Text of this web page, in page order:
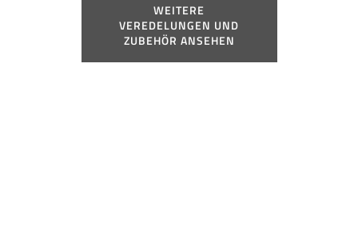
WEITERE
VEREDELUNGEN UND
ZUBEHÖR ANSEHEN